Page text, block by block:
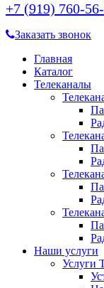
+7 (919) 760-
Заказать звонок
Главная
Каталог
Телеканалы
Наши услуги
Услуги